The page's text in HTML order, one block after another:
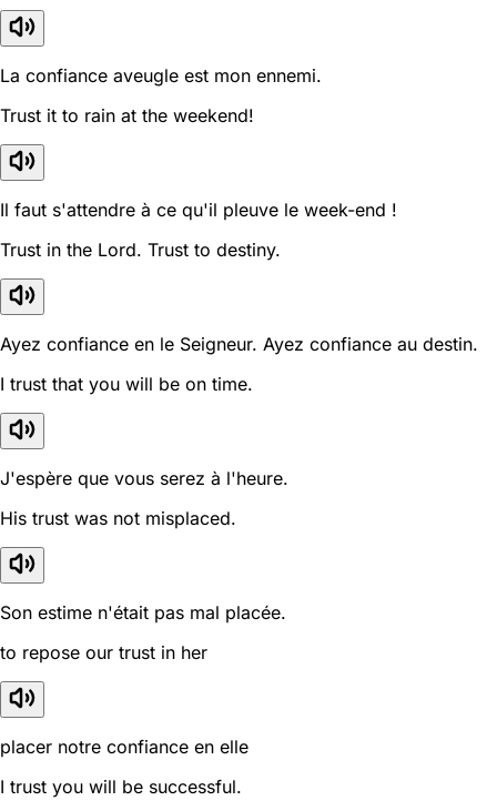
La confiance aveugle est mon ennemi.
Trust it to rain at the weekend!
Il faut s'attendre à ce qu'il pleuve le week-end !
Trust in the Lord. Trust to destiny.
Ayez confiance en le Seigneur. Ayez confiance au destin.
I trust that you will be on time.
J'espère que vous serez à l'heure.
His trust was not misplaced.
Son estime n'était pas mal placée.
to repose our trust in her
placer notre confiance en elle
I trust you will be successful.